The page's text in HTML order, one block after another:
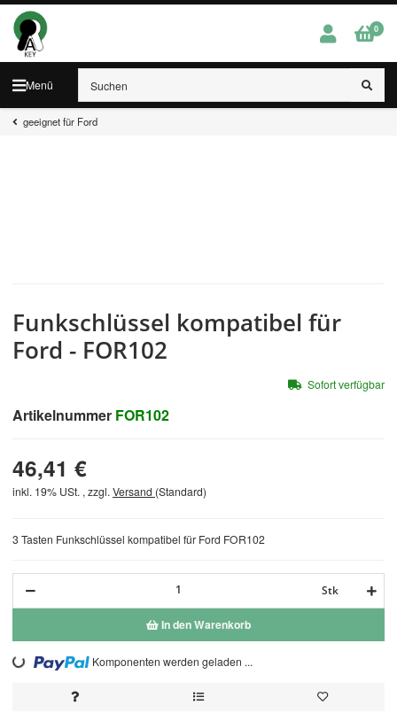
Menü
0
geeignet für Ford
Funkschlüssel kompatibel für
Ford - FOR102
Artikelnummer FOR102
3 Tasten Funkschlüssel kompatibel für Ford FOR102
46,41 €
inkl. 19% USt. , zzgl. Versand (Standard)
Stk
In den Warenkorb
Loading... Komponenten werden geladen ...
Sofort verfügbar